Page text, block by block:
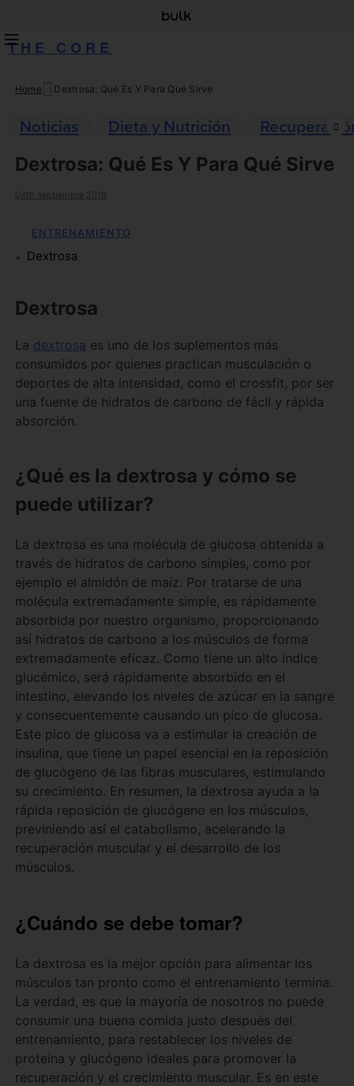
THE CORE
Skip
content
Home Dextrosa: Qué Es Y Para Qué Sirve
Noticias Dieta y Nutrición
Dextrosa: Qué Es Y Para Qué Sirve
04th septiembre 2018
ENTRENAMIENTO
Dextrosa
Dextrosa
La dextrosa es uno de los suplementos más
consumidos por quienes practican musculación o
deportes de alta intensidad, como el crossfit, por ser
una fuente de hidratos de carbono de fácil y rápida
absorción.
¿Qué es la dextrosa y cómo se
puede utilizar?
La dextrosa es una molécula de glucosa obtenida a
través de hidratos de carbono simples, como por
ejemplo el almidón de maíz. Por tratarse de una
molécula extremadamente simple, es rápidamente
absorbida por nuestro organismo, proporcionando
así hidratos de carbono a los músculos de forma
extremadamente eficaz. Como tiene un alto índice
glucémico, será rápidamente absorbido en el
intestino, elevando los niveles de azúcar en la sangre
y consecuentemente causando un pico de glucosa.
Este pico de glucosa va a estimular la creación de
insulina, que tiene un papel esencial en la reposición
de glucógeno de las fibras musculares, estimulando
su crecimiento. En resumen, la dextrosa ayuda a la
rápida reposición de glucógeno en los músculos,
previniendo así el catabolismo, acelerando la
recuperación muscular y el desarrollo de los
músculos.
¿Cuándo se debe tomar?
La dextrosa es la mejor opción para alimentar los
músculos tan pronto como el entrenamiento termina.
La verdad, es que la mayoría de nosotros no puede
consumir una buena comida justo después del
entrenamiento, para restablecer los niveles de
proteína y glucógeno ideales para promover la
recuperación y el crecimiento muscular. Es en este